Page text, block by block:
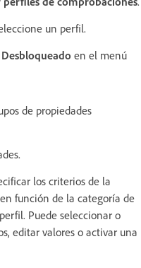
un perfil.
Desbloqueado en el menú
de propiedades
los criterios de la
función de la categoría de
Puede seleccionar o
editar valores o activar una